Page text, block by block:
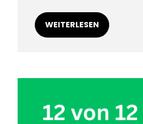
WEITERLESEN